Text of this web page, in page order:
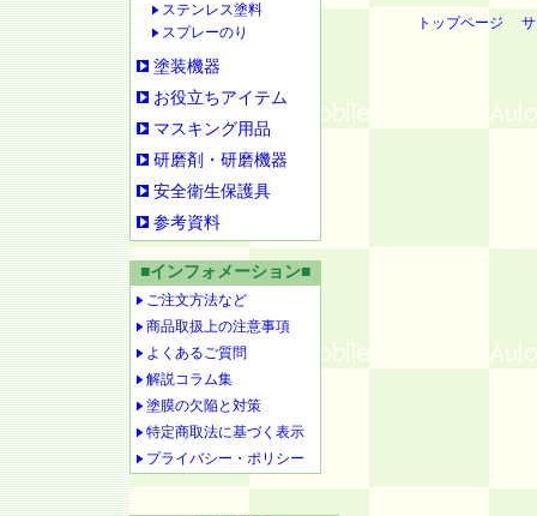
ステンレス塗料
スプレーのり
塗装機器
お役立ちアイテム
マスキング用品
研磨剤・研磨機器
安全衛生保護具
参考資料
■インフォメーション■
ご注文方法など
商品取扱上の注意事項
よくあるご質問
解説コラム集
塗膜の欠陥と対策
特定商取法に基づく表示
プライバシー・ポリシー
トップページ